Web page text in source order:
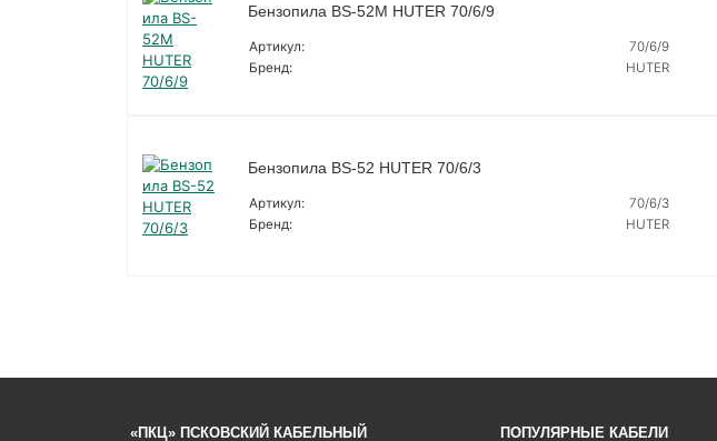
Бензопила BS-52M HUTER 70/6/9
Артикул:
70/6/9
Бренд:
HUTER
Бензопила BS-52 HUTER 70/6/3
Артикул:
70/6/3
Бренд:
HUTER
«ПКЦ» ПСКОВСКИЙ КАБЕЛЬНЫЙ ПОПУЛЯРНЫЕ КАБЕЛИ